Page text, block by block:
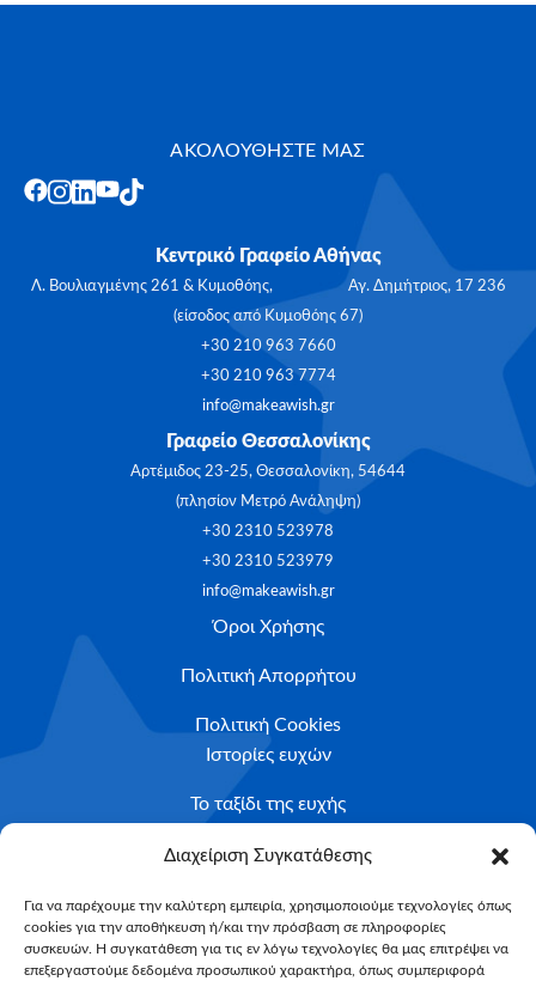
Διαχείριση Συγκατάθεσης
Για να παρέχουμε την καλύτερη εμπειρία, χρησιμοποιούμε τεχνολογίες όπως
cookies για την αποθήκευση ή/και την πρόσβαση σε πληροφορίες
συσκευών. Η συγκατάθεση για τις εν λόγω τεχνολογίες θα μας επιτρέψει να
επεξεργαστούμε δεδομένα προσωπικού χαρακτήρα, όπως συμπεριφορά
ΑΚΟΛΟΥΘΗΣΤΕ ΜΑΣ
Κεντρικό Γραφείο Αθήνας
Λ. Βουλιαγμένης 261 & Κυμοθόης, Αγ. Δημήτριος, 17 236
(είσοδος από Κυμοθόης 67)
+30 210 963 7660
+30 210 963 7774
info@makeawish.gr
Γραφείο Θεσσαλονίκης
Αρτέμιδος 23-25, Θεσσαλονίκη, 54644
(πλησίον Μετρό Ανάληψη)
+30 2310 523978
+30 2310 523979
info@makeawish.gr
Όροι Χρήσης
Πολιτική Απορρήτου
Πολιτική Cookies
Ιστορίες ευχών
Το ταξίδι της ευχής
Κριτήρια Καταλληλότητας
Υποβολή Αιτήματος
NEWSLETTER
Email*